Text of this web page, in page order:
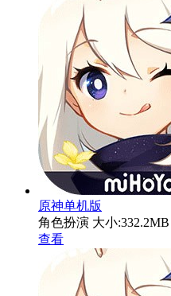
原神单机版
角色扮演 大小:332.2MB
查看